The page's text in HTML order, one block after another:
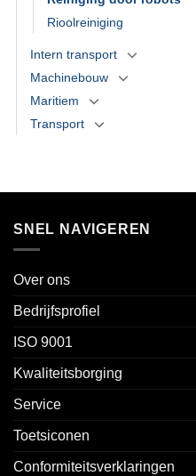
Rioolreiniging
Intern transport
Machinebouw
Maritiem
Transport
SNEL NAVIGEREN
Over ons
Bedrijfsprofiel
ISO 9001
Kwaliteitsborging
Service
Toetsiconen
Conformiteitsverklaringen